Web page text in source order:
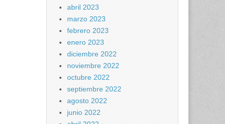
abril 2023
marzo 2023
febrero 2023
enero 2023
diciembre 2022
noviembre 2022
octubre 2022
septiembre 2022
agosto 2022
junio 2022